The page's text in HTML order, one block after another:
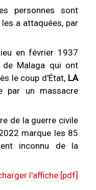
personnes sont
a attaquées, par
en février 1937
Malaga qui ont
le coup d'État, LA
par un massacre
de la guerre civile
marque les 85
inconnu de la
l'affiche [pdf]